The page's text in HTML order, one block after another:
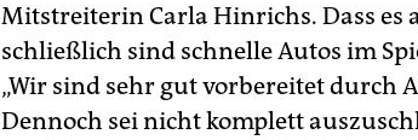
Mitstreiterin Carla Hinrichs. Dass es
schließlich sind schnelle Autos im
„Wir sind sehr gut vorbereitet durch
Dennoch sei nicht komplett